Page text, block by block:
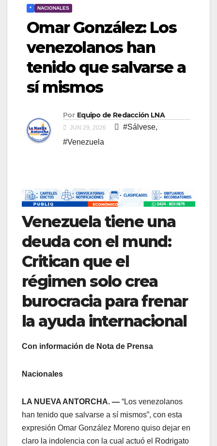
* NACIONALES
Omar González: Los
venezolanos han
tenido que salvarse a
sí mismos
Por Equipo de Redacción LNA
JUN 29, 2026 #Sálvese,
#Venezuela
Venezuela tiene una
deuda con el mund:
Critican que el
régimen solo crea
burocracia para frenar
la ayuda internacional
Con información de Nota de Prensa
Nacionales
LA NUEVA ANTORCHA. — “Los venezolanos
han tenido que salvarse a sí mismos”, con esta
expresión Omar González Moreno quiso dejar en
claro la indolencia con la cual actuó el Rodrigato